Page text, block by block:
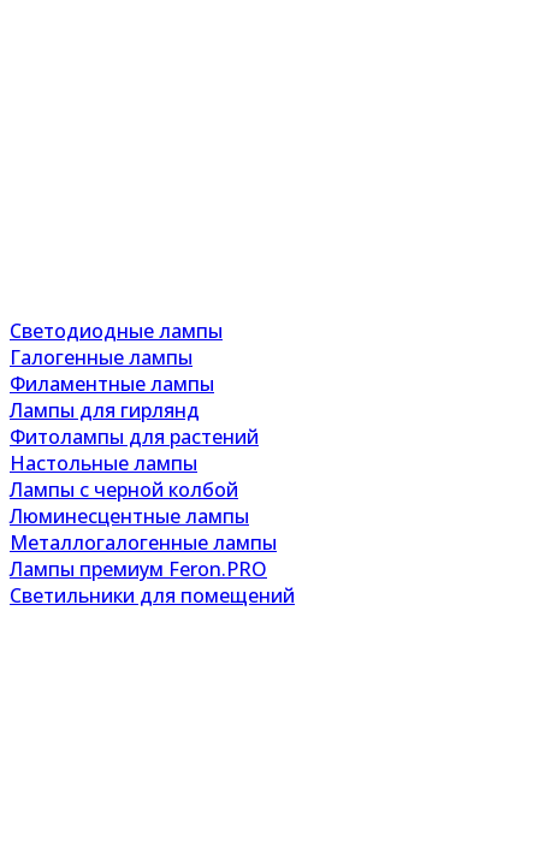
Светодиодные лампы
Галогенные лампы
Филаментные лампы
Лампы для гирлянд
Фитолампы для растений
Настольные лампы
Лампы с черной колбой
Люминесцентные лампы
Металлогалогенные лампы
Лампы премиум Feron.PRO
Светильники для помещений